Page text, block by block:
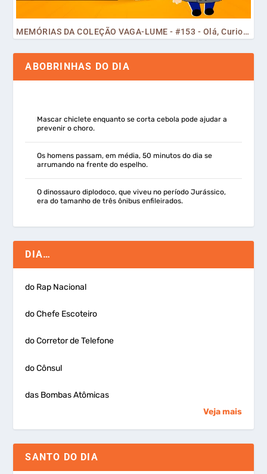
MEMÓRIAS DA COLEÇÃO VAGA-LUME - #153 - Olá, Curiosos! 2023
ABOBRINHAS DO DIA
Mascar chiclete enquanto se corta cebola pode ajudar a
prevenir o choro.
Os homens passam, em média, 50 minutos do dia se
arrumando na frente do espelho.
O dinossauro diplodoco, que viveu no período Jurássico,
era do tamanho de três ônibus enfileirados.
DIA…
do Rap Nacional
do Chefe Escoteiro
do Corretor de Telefone
do Cônsul
das Bombas Atômicas
Veja mais
SANTO DO DIA